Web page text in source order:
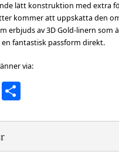
lätt konstruktion med extra
kommer att uppskatta den
erbjuds av 3D Gold-linern som
fantastisk passform direkt.
via:
Messenger